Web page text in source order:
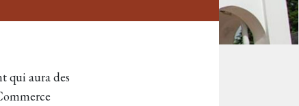
qui aura des